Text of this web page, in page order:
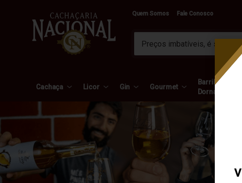
Quem Somos Fale Conosco
Cachaça Licor Gin Gourmet
Barril e
Dorna